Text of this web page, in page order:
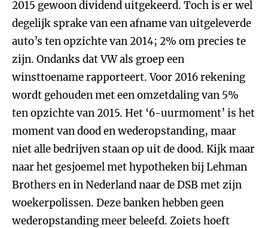
2015 gewoon dividend uitgekeerd. Toch is er wel
degelijk sprake van een afname van uitgeleverde
auto’s ten opzichte van 2014; 2% om precies te
zijn. Ondanks dat VW als groep een
winsttoename rapporteert. Voor 2016 rekening
wordt gehouden met een omzetdaling van 5%
ten opzichte van 2015. Het ‘6-uurmoment’ is het
moment van dood en wederopstanding, maar
niet alle bedrijven staan op uit de dood. Kijk maar
naar het gesjoemel met hypotheken bij Lehman
Brothers en in Nederland naar de DSB met zijn
woekerpolissen. Deze banken hebben geen
wederopstanding meer beleefd. Zoiets hoeft